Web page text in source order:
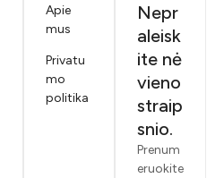
Apie
mus
Privatu
mo
politika
Nepr
aleisk
ite nė
vieno
straip
snio.
Prenum
eruokite